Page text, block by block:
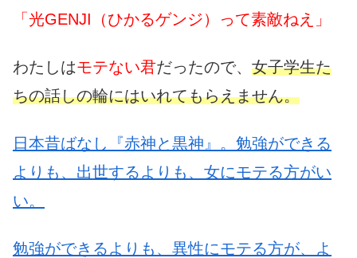
「光GENJI（ひかるゲンジ）って素敵ねえ」
わたしはモテない君だったので、 女子学生た
ちの話しの輪にはいれてもらえません。
日本昔ばなし『赤神と黒神』。勉強ができる
よりも、出世するよりも、女にモテる方がい
い。
勉強ができるよりも、異性にモテる方が、よ